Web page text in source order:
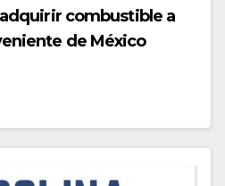
combustible a
de México